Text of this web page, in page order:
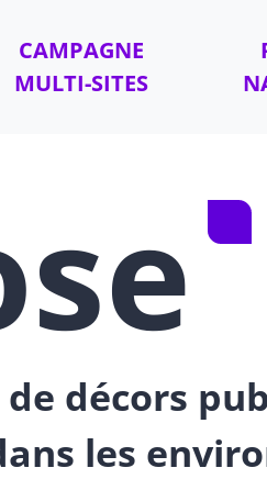
CAMPAGNE
MULTI-SITES
décors
les